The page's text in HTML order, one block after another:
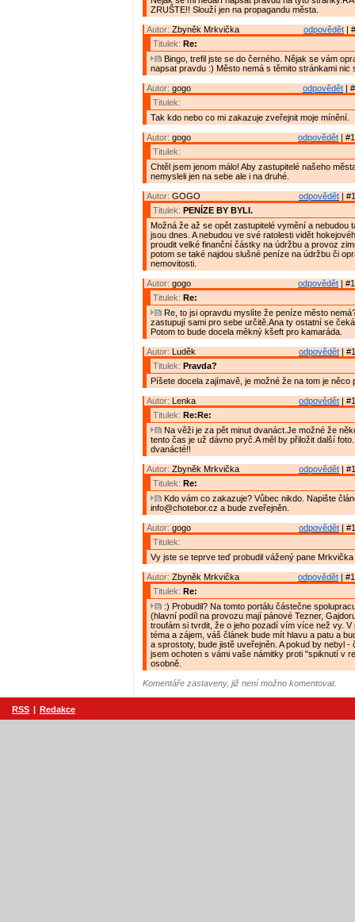
ZRUŠTE!! Slouží jen na propagandu města.
odpovědět |
Autor: Zbyněk Mrkvička
Titulek: Re:
Bingo, trefil jste se do černého. Nějak se vám
napsat pravdu :) Město nemá s těmito stránkami nic
odpovědět |
Autor: gogo
Titulek:
Tak kdo nebo co mi zakazuje zveřejnit moje mínění.
odpovědět |
Autor: gogo
Titulek:
Chtěl jsem jenom málo! Aby zastupitelé našeho
nemysleli jen na sebe ale i na druhé.
odpovědět |
Autor: GOGO
Titulek: PENÍZE BY BYLI.
Možná že až se opět zastupitelé vymění a nebudou
jsou dnes. A nebudou ve své ratolesti vidět
proudit velké finanční částky na údržbu a provoz
potom se také najdou slušné peníze na údržbu či
nemovitosti.
odpovědět |
Autor: gogo
Titulek: Re:
Re, to jsi opravdu myslíte že peníze město
zastupují sami pro sebe určitě.Ana ty ostatní se
Potom to bude docela měkný kšeft pro kamaráda.
odpovědět |
Autor: Luděk
Titulek: Pravda?
Píšete docela zajímavě, je možné že na tom je něco
odpovědět |
Autor: Lenka
Titulek: Re:Re:
Na věži je za pět minut dvanáct.Je možné že
tento čas je už dávno pryč.A měl by přiložit další
dvanácté!!
odpovědět |
Autor: Zbyněk Mrkvička
Titulek: Re:
Kdo vám co zakazuje? Vůbec nikdo. Napište
info@chotebor.cz a bude zveřejněn.
odpovědět |
Autor: gogo
Titulek:
Vy jste se teprve teď probudil vážený pane Mrkvička
odpovědět |
Autor: Zbyněk Mrkvička
Titulek: Re:
:) Probudil? Na tomto portálu částečne
(hlavní podíl na provozu mají pánové Tezner,
troufám si tvrdit, že o jeho pozadí vím více než vy. V
téma a zájem, váš článek bude mít hlavu a patu a
a sprostoty, bude jistě uveřejněn. A pokud by nebyl -
jsem ochoten s vámi vaše námitky proti "spiknutí v
osobně.
Komentáře zastaveny, již není možno komentovat.
RSS | Redakce